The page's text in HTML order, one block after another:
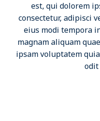
est, qui dolorem
consectetur, adipisci
eius modi tempora
magnam aliquam
ipsam voluptatem